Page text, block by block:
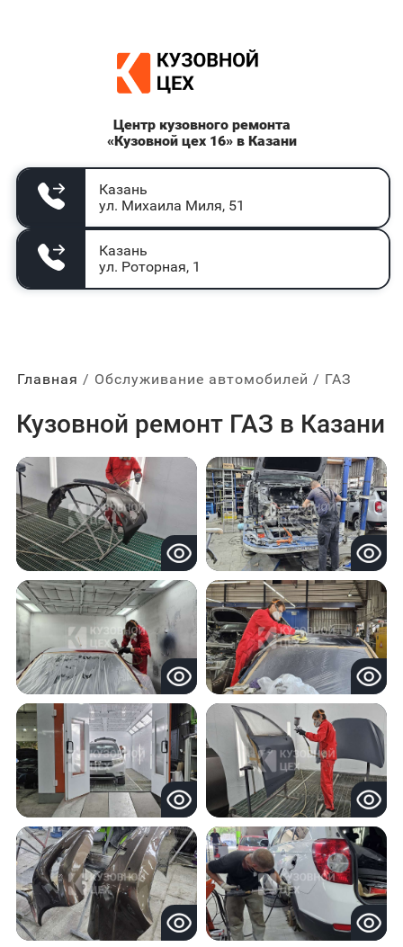
Центр кузовного ремонта
«Кузовной цех 16» в Казани
Казань
ул. Михаила Миля, 51
Казань
ул. Роторная, 1
Главная Обслуживание автомобилей ГАЗ
Кузовной ремонт ГАЗ в Казани